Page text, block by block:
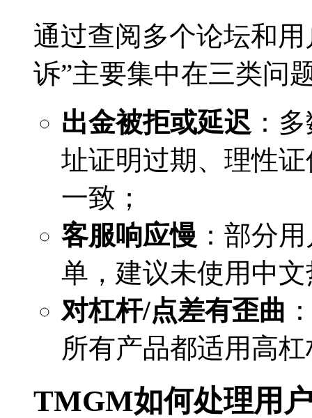
通过查阅多个论坛和
诉”主要集中在三类问
出金被拒或延迟 ：
址证明过期、理性
一致；
客服响应慢 ：部分
单，建议未使用中
对杠杆/点差有歪曲
所有产品都适用高
TMGM如何处理用